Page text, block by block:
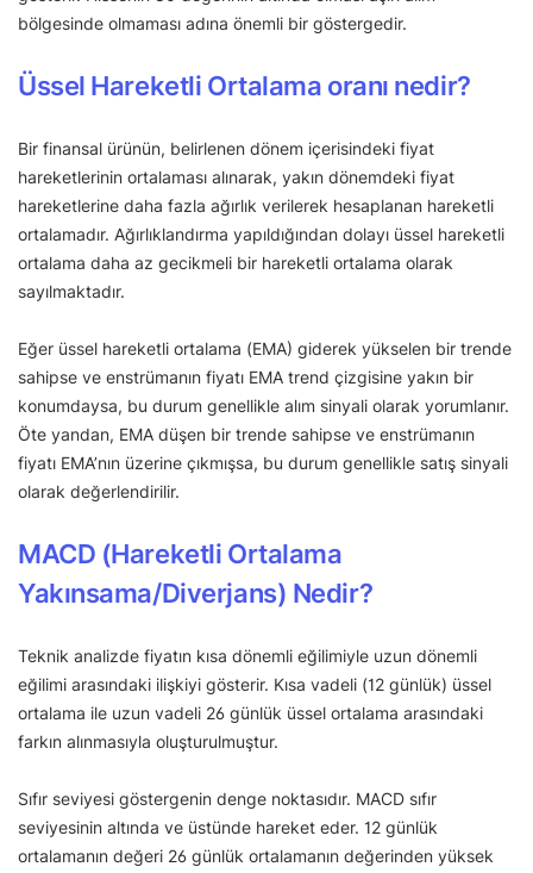
bölgesinde olmaması adına önemli bir göstergedir.
Üssel Hareketli Ortalama oranı nedir?
Bir finansal ürünün, belirlenen dönem içerisindeki fiyat
hareketlerinin ortalaması alınarak, yakın dönemdeki fiyat
hareketlerine daha fazla ağırlık verilerek hesaplanan hareketli
ortalamadır. Ağırlıklandırma yapıldığından dolayı üssel hareketli
ortalama daha az gecikmeli bir hareketli ortalama olarak
sayılmaktadır.
Eğer üssel hareketli ortalama (EMA) giderek yükselen bir trende
sahipse ve enstrümanın fiyatı EMA trend çizgisine yakın bir
konumdaysa, bu durum genellikle alım sinyali olarak yorumlanır.
Öte yandan, EMA düşen bir trende sahipse ve enstrümanın
fiyatı EMA’nın üzerine çıkmışsa, bu durum genellikle satış sinyali
olarak değerlendirilir.
MACD (Hareketli Ortalama
Yakınsama/Diverjans) Nedir?
Teknik analizde fiyatın kısa dönemli eğilimiyle uzun dönemli
eğilimi arasındaki ilişkiyi gösterir. Kısa vadeli (12 günlük) üssel
ortalama ile uzun vadeli 26 günlük üssel ortalama arasındaki
farkın alınmasıyla oluşturulmuştur.
Sıfır seviyesi göstergenin denge noktasıdır. MACD sıfır
seviyesinin altında ve üstünde hareket eder. 12 günlük
ortalamanın değeri 26 günlük ortalamanın değerinden yüksek